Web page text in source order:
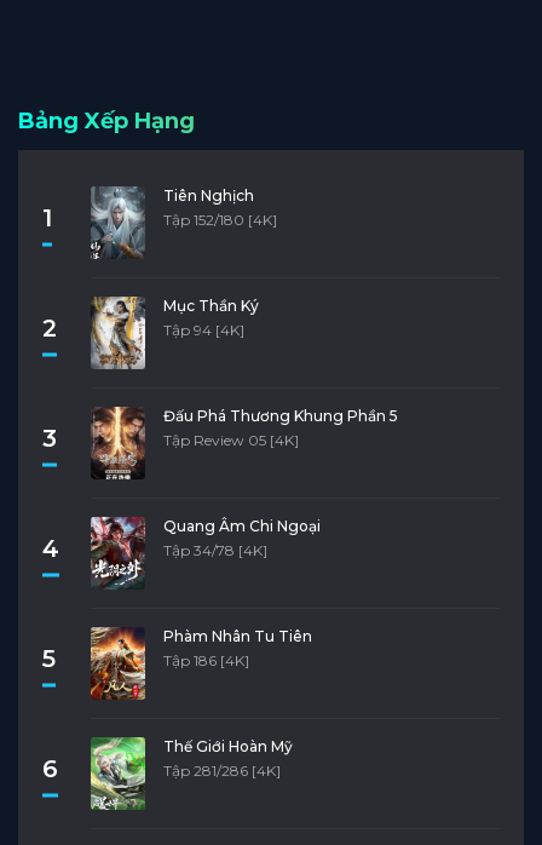
Bảng Xếp Hạng
1
Tiên Nghịch
Tập 152/180 [4K]
2
Mục Thần Ký
Tập 94 [4K]
3
Đấu Phá Thương Khung Phần 5
Tập Review 05 [4K]
4
Quang Âm Chi Ngoại
Tập 34/78 [4K]
5
Phàm Nhân Tu Tiên
Tập 186 [4K]
6
Thế Giới Hoàn Mỹ
Tập 281/286 [4K]